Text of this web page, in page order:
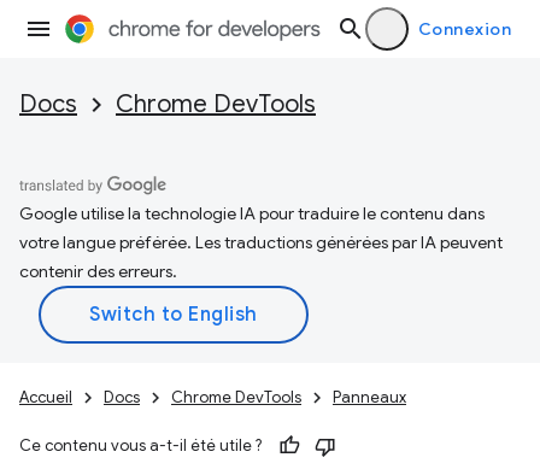
Connexion
Docs Chrome DevTools
Google utilise la technologie IA pour traduire le contenu dans
votre langue préférée. Les traductions générées par IA peuvent
contenir des erreurs.
Accueil Docs Chrome DevTools Panneaux
Ce contenu vous a-t-il été utile ?